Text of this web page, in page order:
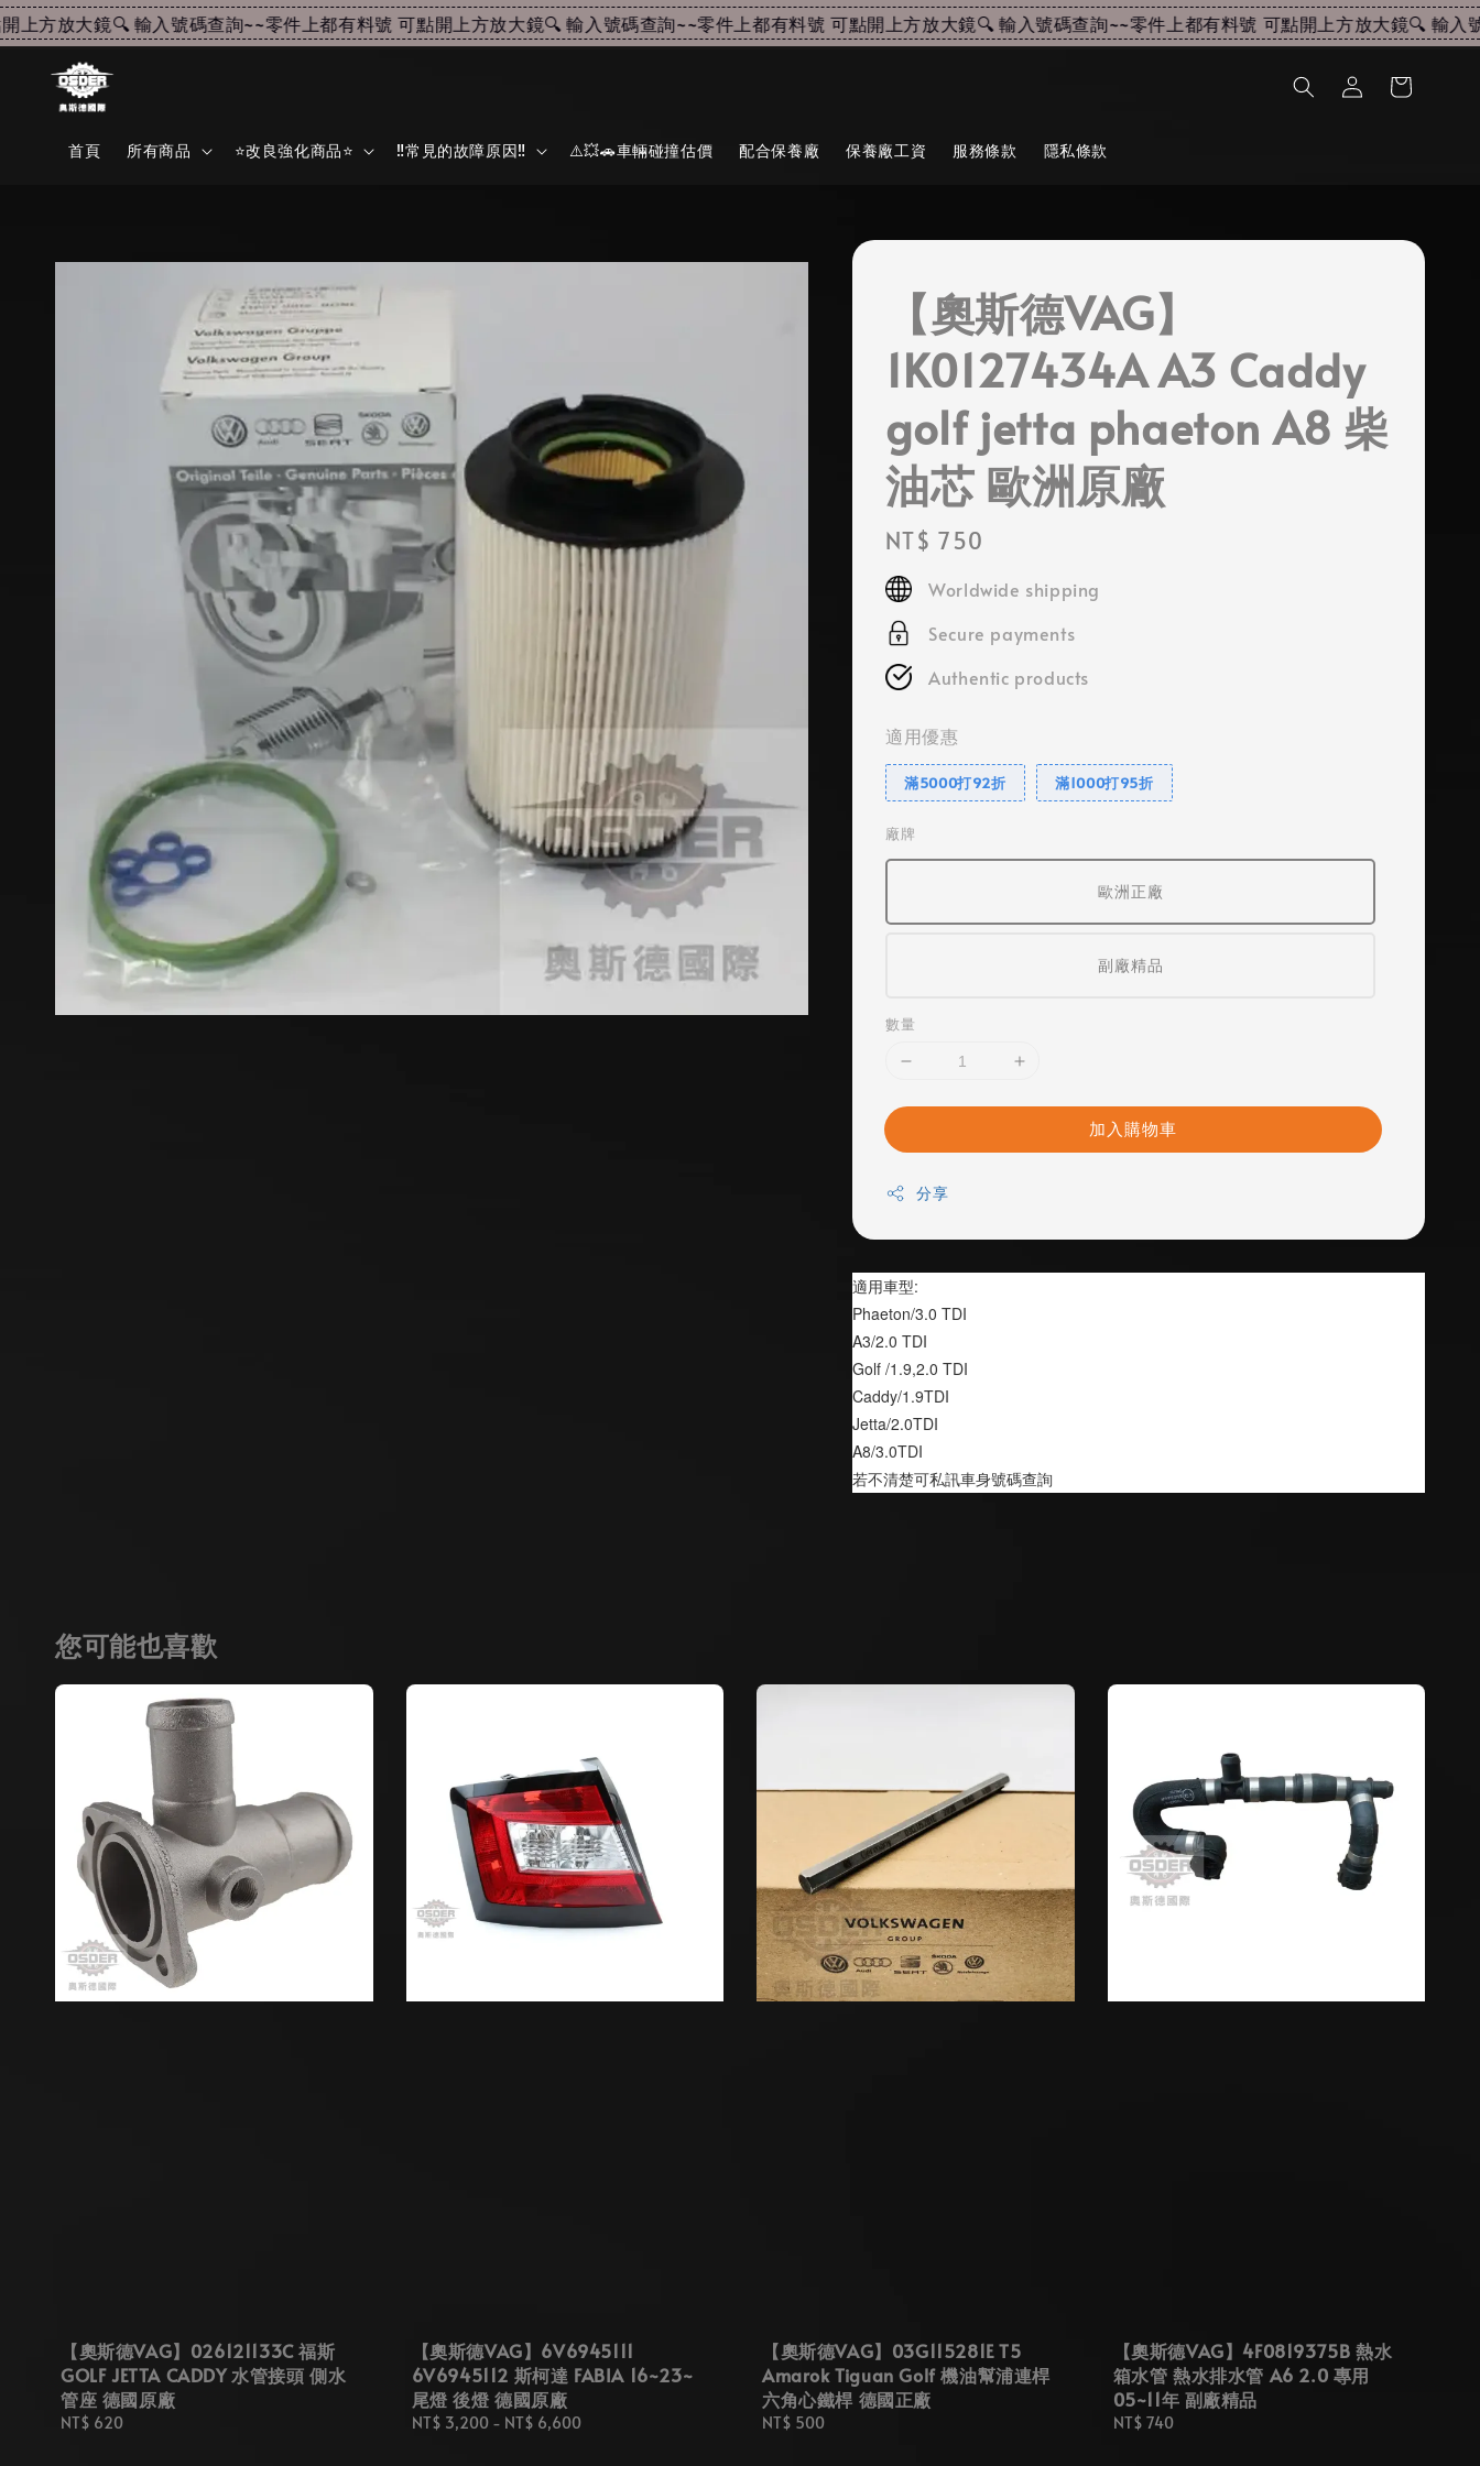
方放大鏡🔍 輸入號碼查詢~~零件上都有料號 可點開上方放大鏡🔍 輸入號碼查詢~~零件上都有料號 可點開上方放大鏡🔍 輸入號碼查詢~~零件上都有料號 可點開上方放大鏡🔍 輸入號
首頁 所有商品 ⭐改良強化商品⭐ ‼️常見的故障原因‼️ ⚠️💥🚗車輛碰撞估價 配合保養廠 保養廠工資 服務條款 隱私條款
【奧斯德VAG】
1K0127434A A3 Caddy
golf jetta phaeton A8 柴
油芯 歐洲原廠
Regular
price
NT$ 750
Worldwide shipping
Secure payments
Authentic products
適用優惠
滿5000打92折 滿1000打95折
廠牌
歐洲正廠
副廠精品
數量
加入購物車
分享
適用車型:
Phaeton/3.0 TDI
A3/2.0 TDI
Golf /1.9,2.0 TDI
Caddy/1.9TDI
Jetta/2.0TDI
A8/3.0TDI
若不清楚可私訊車身號碼查詢
您可能也喜歡
【奧斯德VAG】026121133C 福斯
GOLF JETTA CADDY 水管接頭 側水
管座 德國原廠
Regular
NT$ 620
【奧斯德VAG】6V6945111
6V6945112 斯柯達 FABIA 16~23~
尾燈 後燈 德國原廠
Regular
NT$ 3,200- NT$ 6,600
【奧斯德VAG】03G115281E T5
Amarok Tiguan Golf 機油幫浦連桿
六角心鐵桿 德國正廠
Regular
NT$ 500
【奧斯德VAG】4F0819375B 熱水
箱水管 熱水排水管 A6 2.0 專用
05~11年 副廠精品
Regular
NT$ 740